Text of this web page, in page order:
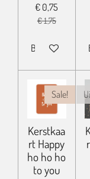
€ 0,75
€ 1,75
Bekijk details
Sale!
Kerstkaa
rt Happy
ho ho ho
to you